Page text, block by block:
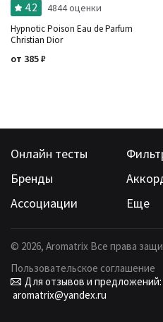
4.2 4844 оценки
Hypnotic Poison Eau de Parfum
Christian Dior
от 385₽
Онлайн тесты
Бренды
Ассоциации
Еще
© 2026, Aromatrix Все права
Пользовательское соглашение
Для отзывов и предложений:
aromatrix@yandex.ru